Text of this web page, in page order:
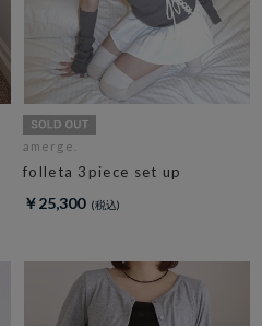
amerge.
folleta 3piece set up
￥25,300